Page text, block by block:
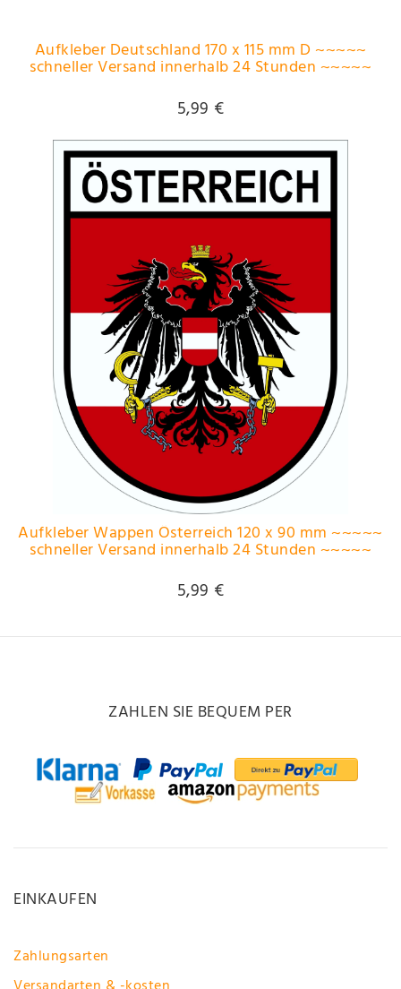
Aufkleber Deutschland 170 x 115 mm D ~~~~~
schneller Versand innerhalb 24 Stunden ~~~~~
5,99 €
Aufkleber Wappen Österreich 120 x 90 mm ~~~~~
schneller Versand innerhalb 24 Stunden ~~~~~
5,99 €
ZAHLEN SIE BEQUEM PER
EINKAUFEN
Zahlungsarten